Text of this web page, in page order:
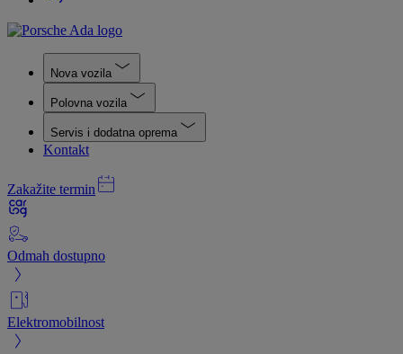
Nova vozila
Polovna vozila
Servis i dodatna oprema
Kontakt
Zakažite termin
Odmah dostupno
Elektromobilnost